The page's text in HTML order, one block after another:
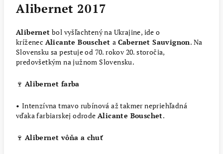
Alibernet 2017
Alibernet bol vyšľachtený na Ukrajine, ide o
kríženec Alicante Bouschet a Cabernet Sauvignon. Na
Slovensku sa pestuje od 70. rokov 20. storočia,
predovšetkým na južnom Slovensku.
🍷 Alibernet farba
• Intenzívna tmavo rubínová až takmer nepriehľadná
vďaka farbiarskej odrode Alicante Bouschet.
🍷 Alibernet vôňa a chuť